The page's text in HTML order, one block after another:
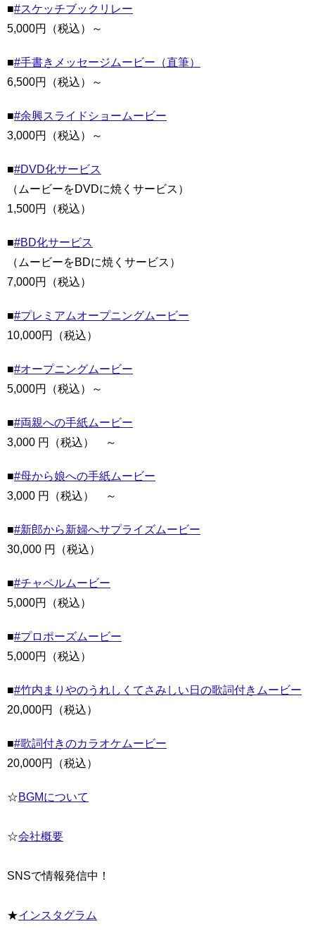
■#スケッチブックリレー
5,000円（税込）～
■#手書きメッセージムービー（直筆）
6,500円（税込）～
■#余興スライドショームービー
3,000円（税込）～
■#DVD化サービス
（ムービーをDVDに焼くサービス）
1,500円（税込）
■#BD化サービス
（ムービーをBDに焼くサービス）
7,000円（税込）
■#プレミアムオープニングムービー
10,000円（税込）
■#オープニングムービー
5,000円（税込）～
■#両親への手紙ムービー
3,000 円（税込） ～
■#母から娘への手紙ムービー
3,000 円（税込） ～
■#新郎から新婦へサプライズムービー
30,000 円（税込）
■#チャペルムービー
5,000円（税込）
■#プロポーズムービー
5,000円（税込）
■#竹内まりやのうれしくてさみしい日の歌詞付きムービー
20,000円（税込）
■#歌詞付きのカラオケムービー
20,000円（税込）
☆BGMについて
☆会社概要
SNSで情報発信中！
★インスタグラム